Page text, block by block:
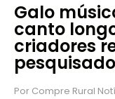
Galo
canto
criadores
Por Compre Rural